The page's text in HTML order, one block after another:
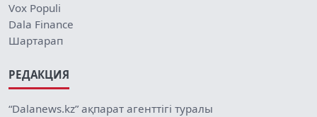
Vox Populi
Dala Finance
Шартарап
РЕДАКЦИЯ
“Dalanews.kz” ақпарат агенттігі туралы